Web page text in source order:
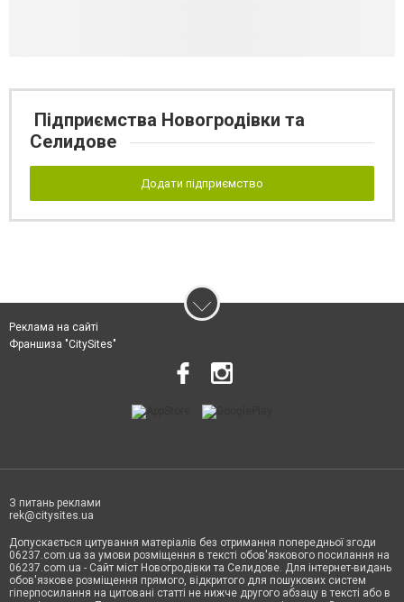
Підприємства Новогродівки та
Селидове
Додати підприємство
Реклама на сайті
Франшиза "CitySites"
З питань реклами
rek@citysites.ua
Допускається цитування матеріалів без отримання попередньої згоди
06237.com.ua за умови розміщення в тексті обов'язкового посилання на
06237.com.ua - Сайт міст Новогродівки та Селидове. Для інтернет-видань
обов'язкове розміщення прямого, відкритого для пошукових систем
гіперпосилання на цитовані статті не нижче другого абзацу в тексті або в